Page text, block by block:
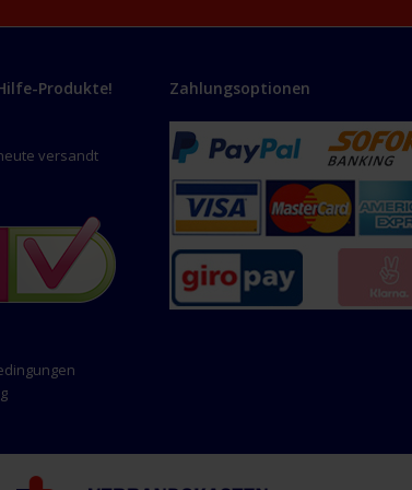
Produkte!
versandt
Zahlungsoptionen